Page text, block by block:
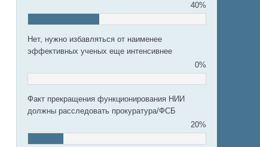
40%
Нет, нужно избавляться от наименее
эффективных ученых еще интенсивнее
0%
Факт прекращения функционирования НИИ
должны расследовать прокуратура/ФСБ
20%